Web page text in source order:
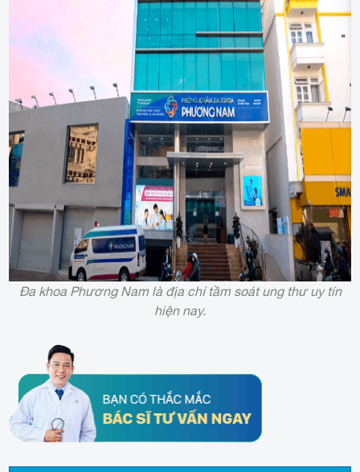
Đa khoa Phương Nam là địa chỉ tầm soát ung thư uy tín
hiện nay.